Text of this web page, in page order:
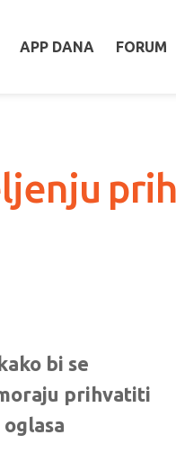
APP DANA FORUM
bi se
prihvatiti